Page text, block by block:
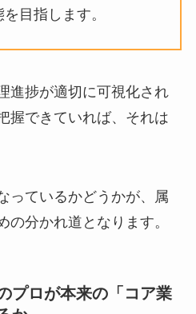
目指します。
進捗が適切に可視化され
握できていれば、それは
っているかどうかが、属
の分かれ道となります。
プロが本来の「コア業